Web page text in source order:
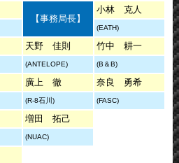
【事務局長】
小林 克人
(EATH)
天野 佳則 竹中 耕一
(ANTELOPE) (B＆B)
廣上 徹 奈良 勇希
(R-8石川) (FASC)
増田 拓己
(NUAC)